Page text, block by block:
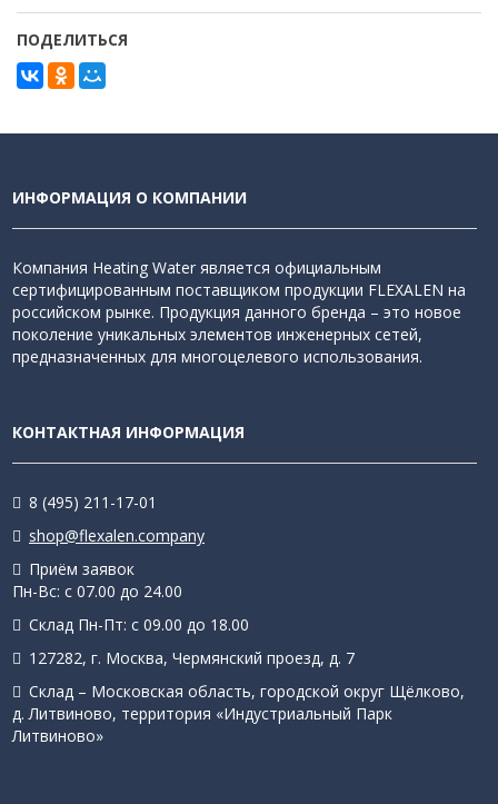
ПОДЕЛИТЬСЯ
ИНФОРМАЦИЯ О КОМПАНИИ
Компания Heating Water является официальным
сертифицированным поставщиком продукции FLEXALEN на
российском рынке. Продукция данного бренда – это новое
поколение уникальных элементов инженерных сетей,
предназначенных для многоцелевого использования.
КОНТАКТНАЯ ИНФОРМАЦИЯ
8 (495) 211-17-01
shop@flexalen.company
Приём заявок
Пн-Вс: с 07.00 до 24.00
Склад Пн-Пт: с 09.00 до 18.00
127282, г. Москва, Чермянский проезд, д. 7
Склад – Московская область, городской округ Щёлково,
д. Литвиново, территория «Индустриальный Парк
Литвиново»